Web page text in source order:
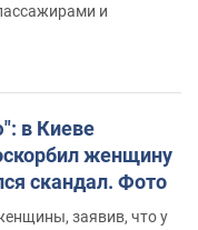
и
в Киеве
женщину
скандал. Фото
заявив, что у